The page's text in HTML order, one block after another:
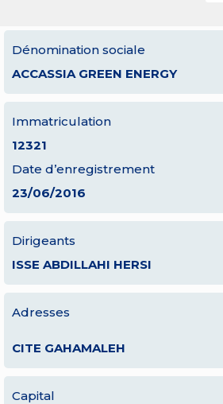
Dénomination sociale
ACCASSIA GREEN ENERGY
Immatriculation
12321
Date d’enregistrement
23/06/2016
Dirigeants
ISSE ABDILLAHI HERSI
Adresses
CITE GAHAMALEH
Capital